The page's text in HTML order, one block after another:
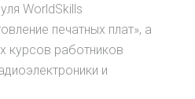
WorldSkills
печатных плат», а
курсов работников
и